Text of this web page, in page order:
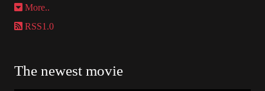
More..
RSS1.0
The newest movie